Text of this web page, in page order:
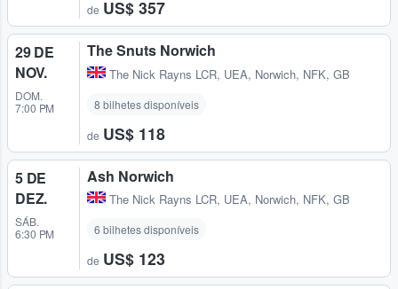
de US$ 357
29 DE
NOV.
DOM.
7:00 PM
The Snuts Norwich
The Nick Rayns LCR, UEA, Norwich, NFK, GB
8 bilhetes disponíveis
de US$ 118
5 DE
DEZ.
SÁB.
6:30 PM
Ash Norwich
The Nick Rayns LCR, UEA, Norwich, NFK, GB
6 bilhetes disponíveis
de US$ 123